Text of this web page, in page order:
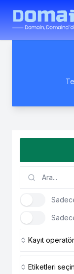
Kayıt
Etiketleri seçin